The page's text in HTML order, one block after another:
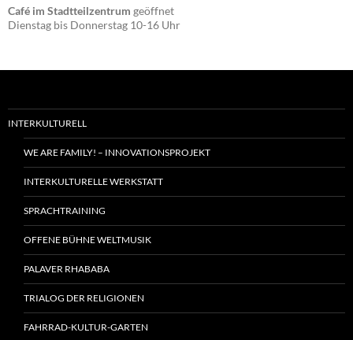
Café im Stadtteilzentrum geöffnet
Dienstag bis Donnerstag 10-16 Uhr
INTERKULTURELL
WE ARE FAMILY! – INNOVATIONSPROJEKT
INTERKULTURELLE WERKSTATT
SPRACHTRAINING
OFFENE BÜHNE WELTMUSIK
PALAVER RHABABA
TRIALOG DER RELIGIONEN
FAHRRAD-KULTUR-GARTEN